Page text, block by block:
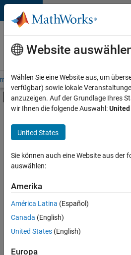
Weiter zum Inhalt
Karriere
bei
MathWorks
– Übersicht Stellensuche
Umschaltung für Off-
Hauptinhalt
Ausgewählte
speichern
Es
nicht
alle
Stellen
übersetzt.
Website
Wählen Sie eine Website aus, um
verfügbar) sowie lokale
anzuzeigen. Auf der Grundlage Ihres
wir Ihnen die folgende Auswahl:
United States
Sie können auch eine Website aus der
auswählen:
Amerika
América Latina (Español)
Canada (English)
United States (English)
Europa